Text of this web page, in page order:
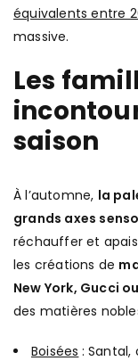
équivalents entre
massive.
Les
saison
À l’automne, la
grands axes
réchauffer et
les créations de
New York, Gucci
des matières
Boisées :